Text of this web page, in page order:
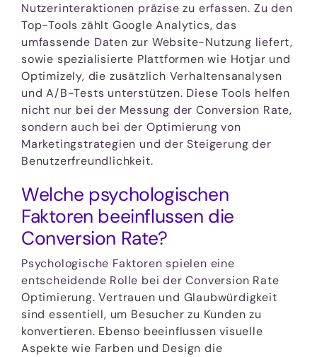
Nutzerinteraktionen präzise zu erfassen. Zu den
Top-Tools zählt Google Analytics, das
umfassende Daten zur Website-Nutzung liefert,
sowie spezialisierte Plattformen wie Hotjar und
Optimizely, die zusätzlich Verhaltensanalysen
und A/B-Tests unterstützen. Diese Tools helfen
nicht nur bei der Messung der Conversion Rate,
sondern auch bei der Optimierung von
Marketingstrategien und der Steigerung der
Benutzerfreundlichkeit.
Welche psychologischen
Faktoren beeinflussen die
Conversion Rate?
Psychologische Faktoren spielen eine
entscheidende Rolle bei der Conversion Rate
Optimierung. Vertrauen und Glaubwürdigkeit
sind essentiell, um Besucher zu Kunden zu
konvertieren. Ebenso beeinflussen visuelle
Aspekte wie Farben und Design die